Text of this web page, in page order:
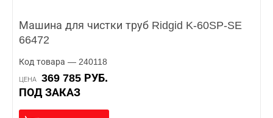
Машина для чистки труб Ridgid K-60SP-SE
66472
Код товара — 240118
ЦЕНА
369 785 РУБ.
ПОД ЗАКАЗ